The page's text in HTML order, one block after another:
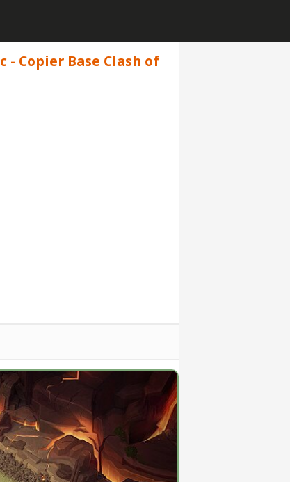
- Copier Base Clash of